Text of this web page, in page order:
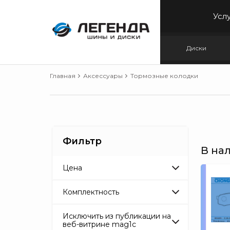
Диски
Главная Аксессуары Тормозные колодки
Фильтр
Цена
Комплектность
Исключить из публикации на
веб-витрине mag1c
В